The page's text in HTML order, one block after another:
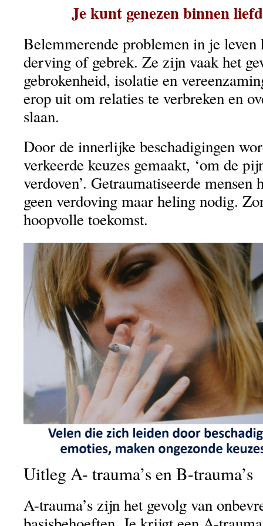
Je kunt genezen binnen
Belemmerende problemen in je leven
derving of gebrek. Ze zijn vaak het
gebrokenheid, isolatie en
erop uit om relaties te verbreken en
slaan.
Door de innerlijke beschadigingen
verkeerde keuzes gemaakt, ‘om de
verdoven’. Getraumatiseerde
geen verdoving maar heling nodig.
hoopvolle toekomst.
Uitleg A- trauma’s en B-trauma’s
A-trauma’s zijn het gevolg van